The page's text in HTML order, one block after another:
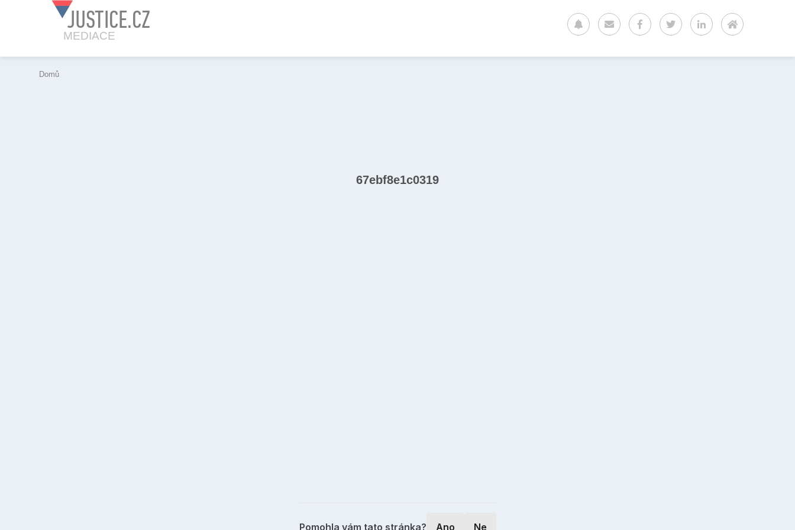
JUSTICE.CZ
MEDIACE
Domů
67ebf8e1c0319
Pomohla vám tato stránka? Ano Ne